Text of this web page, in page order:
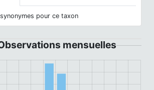
pour ce taxon
mensuelles